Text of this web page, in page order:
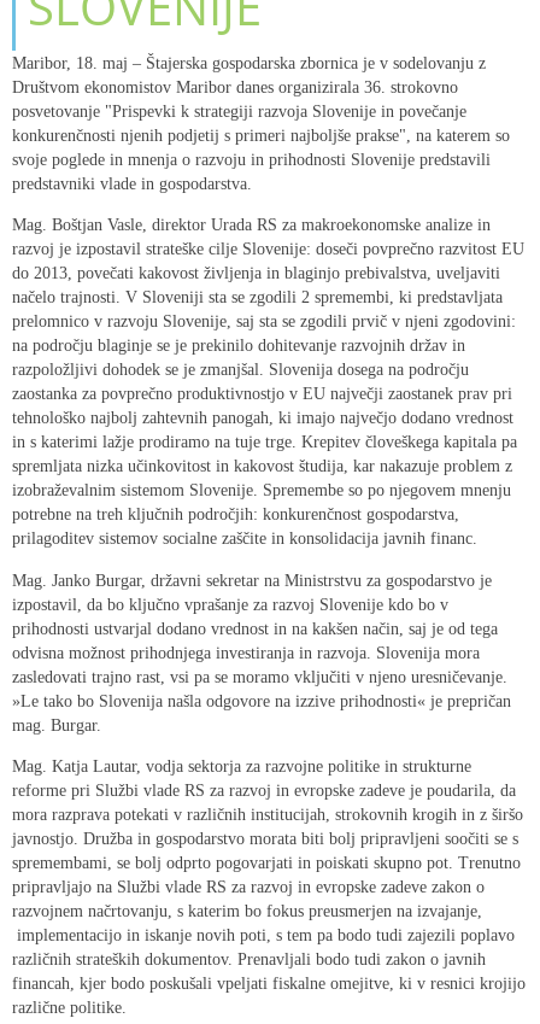
Maribor, 18. maj – Štajerska gospodarska zbornica je v sodelovanju z
Društvom ekonomistov Maribor danes organizirala 36. strokovno
posvetovanje "Prispevki k strategiji razvoja Slovenije in povečanje
konkurenčnosti njenih podjetij s primeri najboljše prakse", na katerem so
svoje poglede in mnenja o razvoju in prihodnosti Slovenije predstavili
predstavniki vlade in gospodarstva.
Mag. Boštjan Vasle, direktor Urada RS za makroekonomske analize in
razvoj je izpostavil strateške cilje Slovenije: doseči povprečno razvitost EU
do 2013, povečati kakovost življenja in blaginjo prebivalstva, uveljaviti
načelo trajnosti. V Sloveniji sta se zgodili 2 spremembi, ki predstavljata
prelomnico v razvoju Slovenije, saj sta se zgodili prvič v njeni zgodovini:
na področju blaginje se je prekinilo dohitevanje razvojnih držav in
razpoložljivi dohodek se je zmanjšal. Slovenija dosega na področju
zaostanka za povprečno produktivnostjo v EU največji zaostanek prav pri
tehnološko najbolj zahtevnih panogah, ki imajo največjo dodano vrednost
in s katerimi lažje prodiramo na tuje trge. Krepitev človeškega kapitala pa
spremljata nizka učinkovitost in kakovost študija, kar nakazuje problem z
izobraževalnim sistemom Slovenije. Spremembe so po njegovem mnenju
potrebne na treh ključnih področjih: konkurenčnost gospodarstva,
prilagoditev sistemov socialne zaščite in konsolidacija javnih financ.
Mag. Janko Burgar, državni sekretar na Ministrstvu za gospodarstvo je
izpostavil, da bo ključno vprašanje za razvoj Slovenije kdo bo v
prihodnosti ustvarjal dodano vrednost in na kakšen način, saj je od tega
odvisna možnost prihodnjega investiranja in razvoja. Slovenija mora
zasledovati trajno rast, vsi pa se moramo vključiti v njeno uresničevanje.
»Le tako bo Slovenija našla odgovore na izzive prihodnosti« je prepričan
mag. Burgar.
Mag. Katja Lautar, vodja sektorja za razvojne politike in strukturne
reforme pri Službi vlade RS za razvoj in evropske zadeve je poudarila, da
mora razprava potekati v različnih institucijah, strokovnih krogih in z širšo
javnostjo. Družba in gospodarstvo morata biti bolj pripravljeni soočiti se s
spremembami, se bolj odprto pogovarjati in poiskati skupno pot. Trenutno
pripravljajo na Službi vlade RS za razvoj in evropske zadeve zakon o
razvojnem načrtovanju, s katerim bo fokus preusmerjen na izvajanje,
implementacijo in iskanje novih poti, s tem pa bodo tudi zajezili poplavo
različnih strateških dokumentov. Prenavljali bodo tudi zakon o javnih
financah, kjer bodo poskušali vpeljati fiskalne omejitve, ki v resnici krojijo
različne politike.